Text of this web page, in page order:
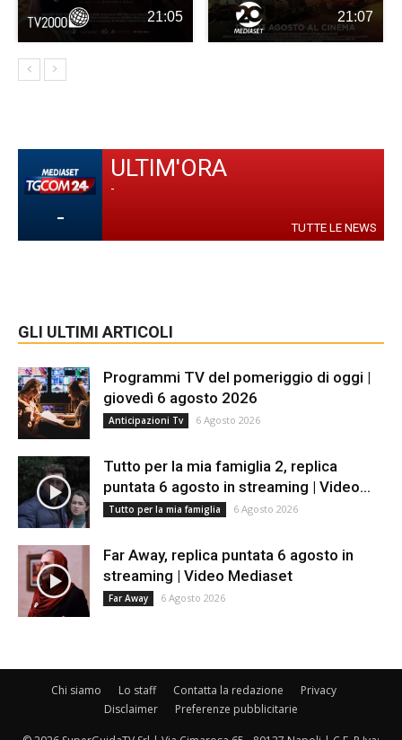
21:05 21:07
-
ULTIM'ORA
-
TUTTE LE NEWS
GLI ULTIMI ARTICOLI
Programmi TV del pomeriggio di oggi |
giovedì 6 agosto 2026
Anticipazioni Tv 6 Agosto 2026
Tutto per la mia famiglia 2, replica
puntata 6 agosto in streaming | Video...
Tutto per la mia famiglia 6 Agosto 2026
Far Away, replica puntata 6 agosto in
streaming | Video Mediaset
Far Away 6 Agosto 2026
Chi siamo Lo staff Contatta la redazione
Privacy
Disclaimer
Preferenze pubblicitarie